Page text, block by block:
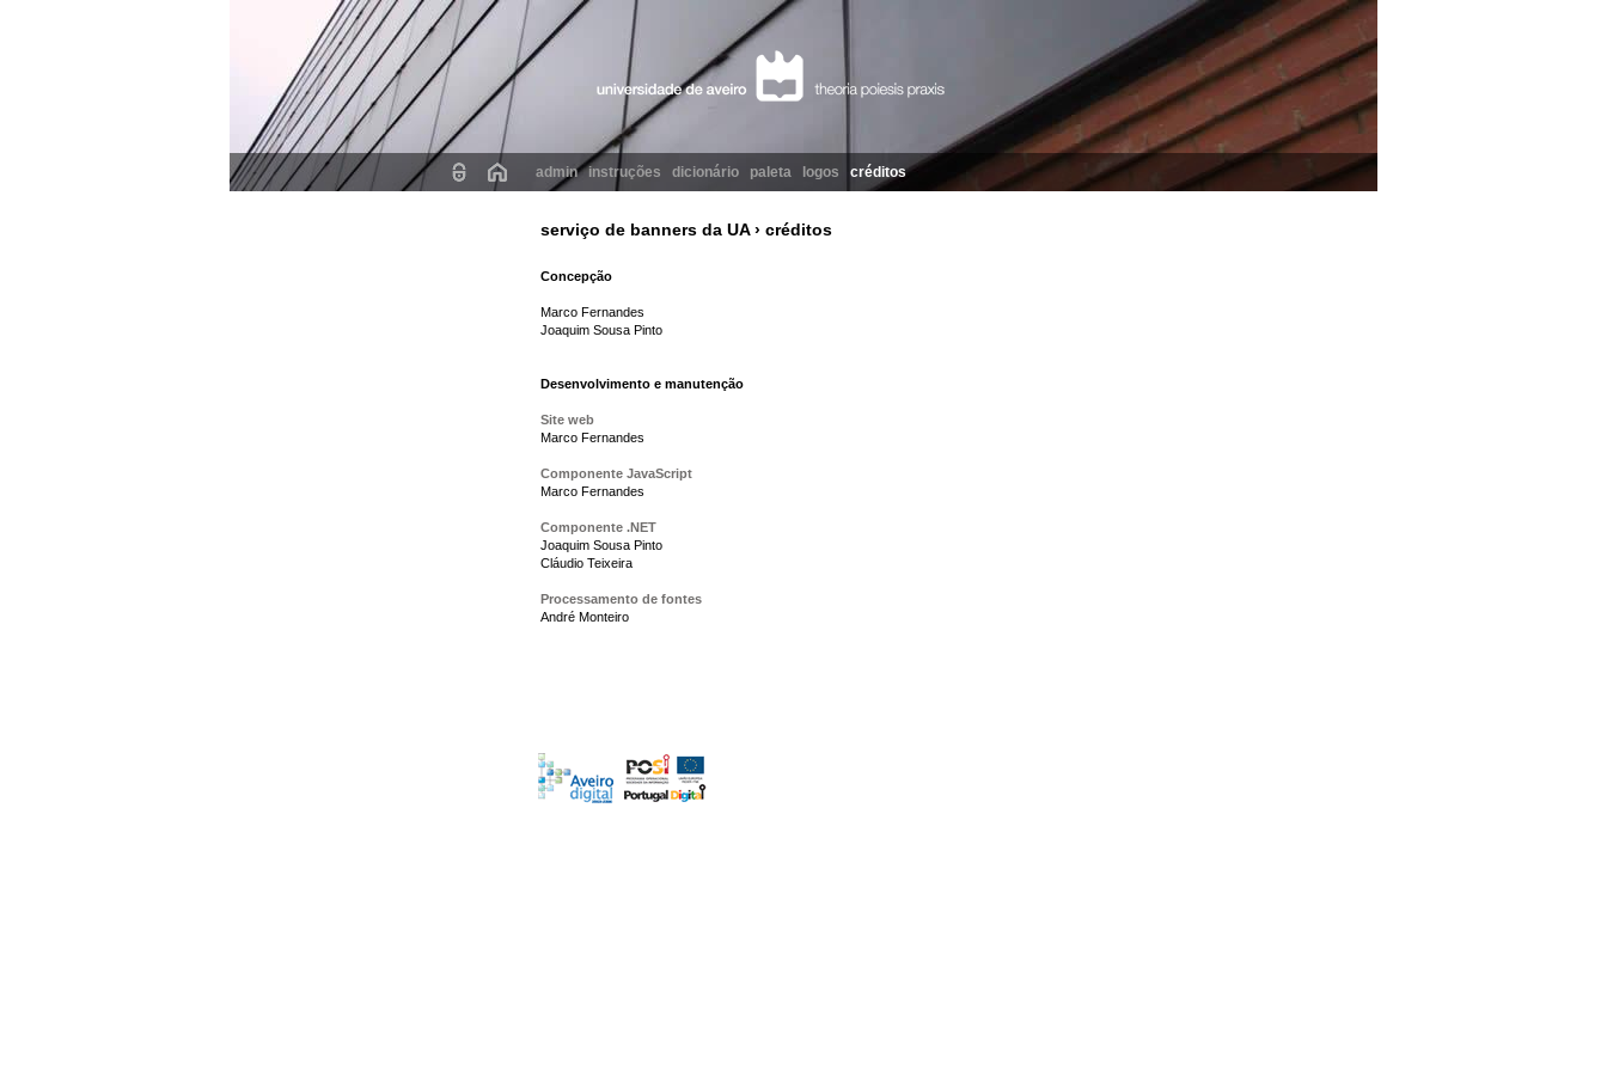
admin instruções dicionário paleta logos créditos
serviço de banners da UA › créditos
Concepção
Marco Fernandes
Joaquim Sousa Pinto
Desenvolvimento e manutenção
Site web
Marco Fernandes
Componente JavaScript
Marco Fernandes
Componente .NET
Joaquim Sousa Pinto
Cláudio Teixeira
Processamento de fontes
André Monteiro